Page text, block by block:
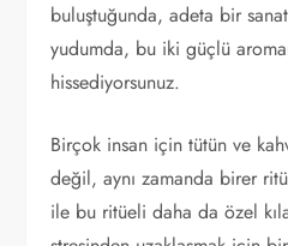
buluştuğunda, adeta bir
yudumda, bu iki güçlü
hissediyorsunuz.
Birçok insan için tütün ve
değil, aynı zamanda birer
ile bu ritüeli daha da özel